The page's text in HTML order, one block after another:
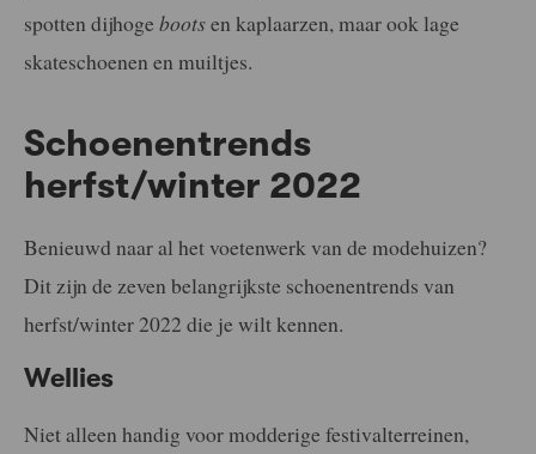
spotten dijhoge bootsen kaplaarzen, maar ook lage
skateschoenen en muiltjes.
Schoenentrends
herfst/winter 2022
Benieuwd naar al het voetenwerk van de modehuizen?
Dit zijn de zeven belangrijkste schoenentrends van
herfst/winter 2022 die je wilt kennen.
Wellies
Niet alleen handig voor modderige festivalterreinen,